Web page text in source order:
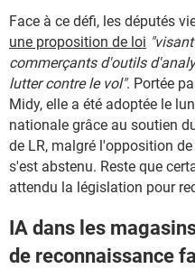
Face à ce défi, les députés
une proposition de loi
commerçants d'outils
lutter contre le vol". Portée
Midy, elle a été adoptée le
nationale grâce au soutien
de LR, malgré l'opposition
s'est abstenu. Reste que
attendu la législation pour
IA dans les
de reconnaissance